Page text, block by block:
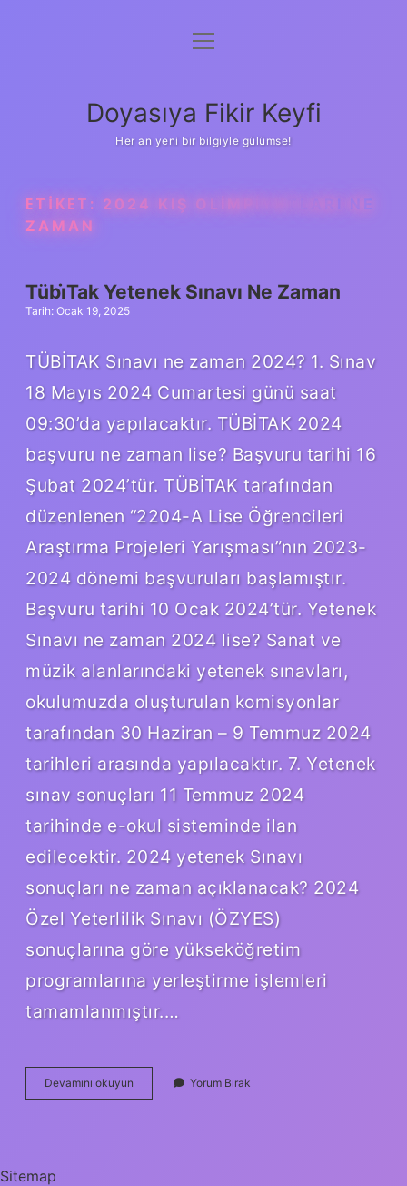
Anasayfa
Yasal Uyarı
menüyü
Doyasıya Fikir Keyfi
Her an yeni bir bilgiyle gülümse!
ETIKET: 2024 KIŞ OLIMPIYATLARI NE
ZAMAN
Tübi̇Tak Yetenek Sınavı Ne Zaman
Tarih: Ocak 19, 2025
TÜBİTAK Sınavı ne zaman 2024? 1. Sınav
18 Mayıs 2024 Cumartesi günü saat
09:30’da yapılacaktır. TÜBİTAK 2024
başvuru ne zaman lise? Başvuru tarihi 16
Şubat 2024’tür. TÜBİTAK tarafından
düzenlenen “2204-A Lise Öğrencileri
Araştırma Projeleri Yarışması”nın 2023-
2024 dönemi başvuruları başlamıştır.
Başvuru tarihi 10 Ocak 2024’tür. Yetenek
Sınavı ne zaman 2024 lise? Sanat ve
müzik alanlarındaki yetenek sınavları,
okulumuzda oluşturulan komisyonlar
tarafından 30 Haziran – 9 Temmuz 2024
tarihleri ​​arasında yapılacaktır. 7. Yetenek
sınav sonuçları 11 Temmuz 2024
tarihinde e-okul sisteminde ilan
edilecektir. 2024 yetenek Sınavı
sonuçları ne zaman açıklanacak? 2024
Özel Yeterlilik Sınavı (ÖZYES)
sonuçlarına göre yükseköğretim
programlarına yerleştirme işlemleri
tamamlanmıştır.…
Devamını okuyun
Yetenek
Yorum Bırak
Sitemap